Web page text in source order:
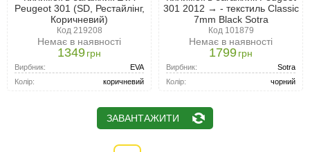
Peugeot 301 (SD, Рестайлінг,
Коричневий)
Код 219208
Немає в наявності
1349грн
Вирбник:
EVA
Колір:
коричневий
301 2012 → - текстиль Classic
7mm Black Sotra
Код 101879
Немає в наявності
1799грн
Вирбник:
Sotra
Колір:
чорний
ЗАВАНТАЖИТИ